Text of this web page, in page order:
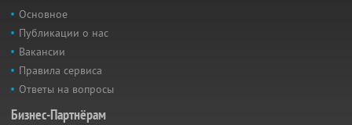
Основное
Публикации о нас
Вакансии
Правила сервиса
Ответы на вопросы
Бизнес-Партнёрам